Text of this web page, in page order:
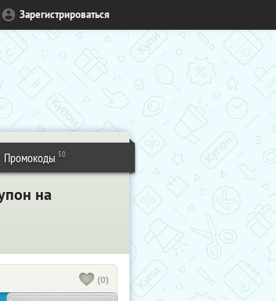
Зарегистрироваться
Промокоды 50
на
(0)